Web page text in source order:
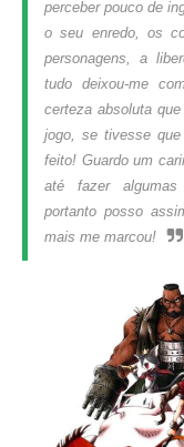
perceber pouco de
o seu enredo, os
personagens, a
tudo deixou-me
certeza absoluta
jogo, se tivesse
feito! Guardo um
até fazer algumas
portanto posso
mais me marcou!